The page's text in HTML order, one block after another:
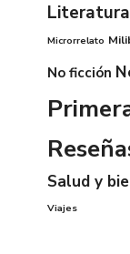
Microrrelato
No ficción
Salud y
Viajes